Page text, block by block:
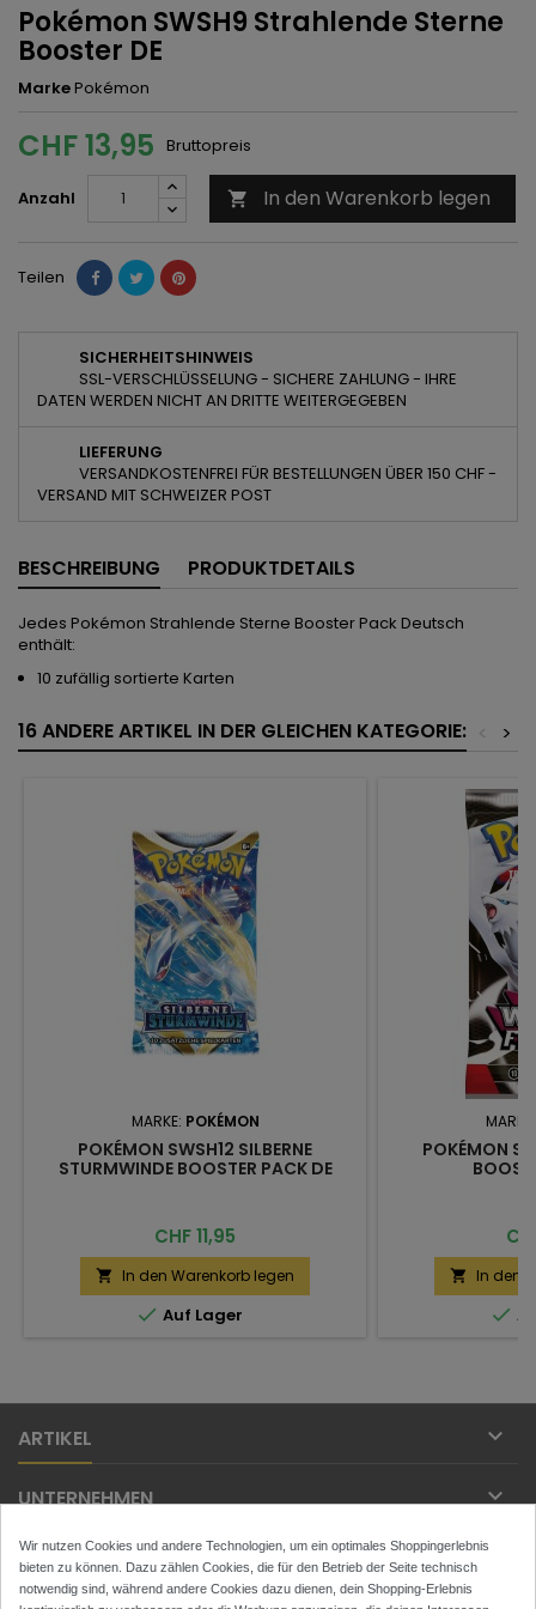
Pokémon SWSH9 Strahlende Sterne
Booster DE
MarkePokémon
CHF 13,95 Bruttopreis
Anzahl  In den Warenkorb legen
Teilen
SICHERHEITSHINWEIS
SSL-VERSCHLÜSSELUNG - SICHERE ZAHLUNG - IHRE
DATEN WERDEN NICHT AN DRITTE WEITERGEGEBEN
LIEFERUNG
VERSANDKOSTENFREI FÜR BESTELLUNGEN ÜBER 150 CHF -
VERSAND MIT SCHWEIZER POST
BESCHREIBUNG PRODUKTDETAILS
Jedes Pokémon Strahlende Sterne Booster Pack Deutsch
enthält:
10 zufällig sortierte Karten
16 ANDERE ARTIKEL IN DER GLEICHEN KATEGORIE: >
<
MARKE: POKÉMON
POKÉMON SWSH12 SILBERNE
STURMWINDE BOOSTER PACK DE
Preis
CHF 11,95
 In den Warenkorb legen
 Auf Lager
POKÉMON
 In den

ARTIKEL 
UNTERNEHMEN 
IHR KONTO 
Wir nutzen Cookies und andere Technologien, um ein optimales Shoppingerlebnis
bieten zu können. Dazu zählen Cookies, die für den Betrieb der Seite technisch
notwendig sind, während andere Cookies dazu dienen, dein Shopping-Erlebnis